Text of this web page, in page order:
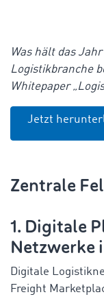
Was hält das
Logistikbranche
Whitepaper
Jetzt
Zentrale
1. Digitale
Netzwerke
Digitale
Freight